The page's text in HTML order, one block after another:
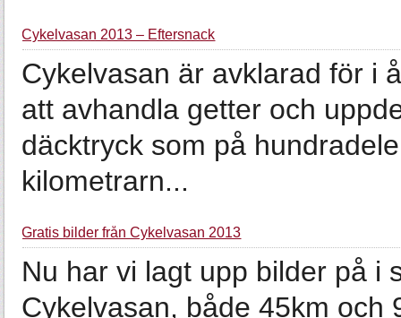
Cykelvasan 2013 – Eftersnack
Cykelvasan är avklarad för i
att avhandla getter och
däcktryck som på
kilometrarn...
Gratis bilder från Cykelvasan 2013
Nu har vi lagt upp bilder på i
Cykelvasan, både 45km och